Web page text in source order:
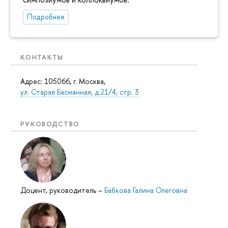
Подробнее
КОНТАКТЫ
Адрес: 105066, г. Москва,
ул. Старая Басманная, д.21/4, стр. 3
РУКОВОДСТВО
Доцент, руководитель – Бабкова Галина Олеговна